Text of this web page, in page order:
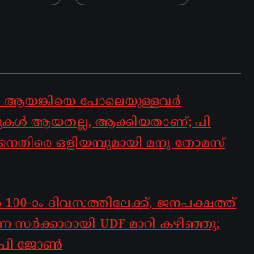
പോലെയുള്ളവർ
ആയതല്ല, ആക്കിയതാണ്; പി
ഒളിയമ്പുമായി മനു തോമസ്
ാം ദിവസത്തിലേക്ക്, ജനപക്ഷത്ത്
സർക്കാരായി UDF മാറി കഴിഞ്ഞു;
ജോൺ